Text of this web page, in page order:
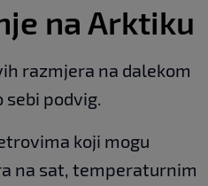
na Arktiku
razmjera na dalekom
sebi podvig.
koji mogu
na sat, temperaturnim